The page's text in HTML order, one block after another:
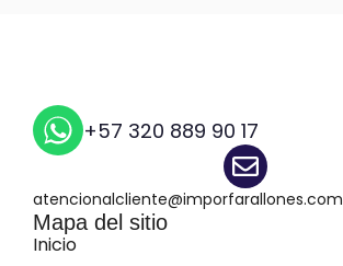
+57 320 889 90 17
atencionalcliente@imporfarallones.com
Mapa del sitio
Inicio